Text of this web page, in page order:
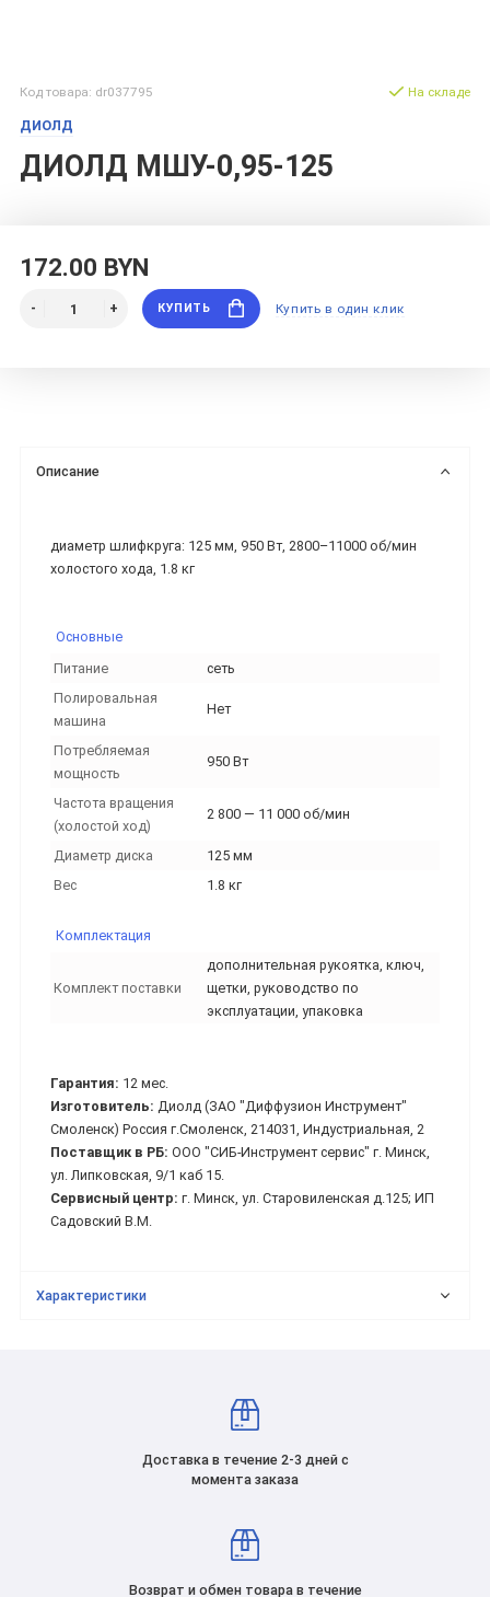
Код товара: dr037795
ДИОЛД
ДИОЛД МШУ-0,95-125
На складе
172.00 BYN
КУПИТЬ Купить в один клик
Описание
диаметр шлифкруга: 125 мм, 950 Вт, 2800–11000 об/мин
холостого хода, 1.8 кг
Основные
Питание
сеть
Полировальная
машина
Нет
Потребляемая
мощность
950 Вт
Частота вращения
(холостой ход)
2 800 — 11 000 об/мин
Диаметр диска
125 мм
Вес
1.8 кг
Комплектация
Комплект поставки
дополнительная рукоятка, ключ,
щетки, руководство по
эксплуатации, упаковка
Гарантия: 12 мес.
Изготовитель: Диолд (ЗАО "Диффузион Инструмент"
Смоленск) Россия г.Смоленск, 214031, Индустриальная, 2
Поставщик в РБ: ООО "СИБ-Инструмент сервис" г. Минск,
ул. Липковская, 9/1 каб 15.
Сервисный центр: г. Минск, ул. Старовиленская д.125; ИП
Садовский В.М.
Характеристики
Доставка в течение 2-3 дней с
момента заказа
Возврат и обмен товара в течение